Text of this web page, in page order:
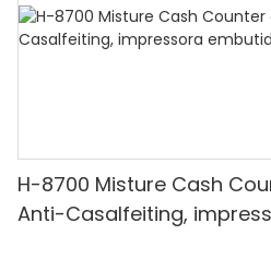
H-8700 Misture Cash
Anti-Casalfeiting,